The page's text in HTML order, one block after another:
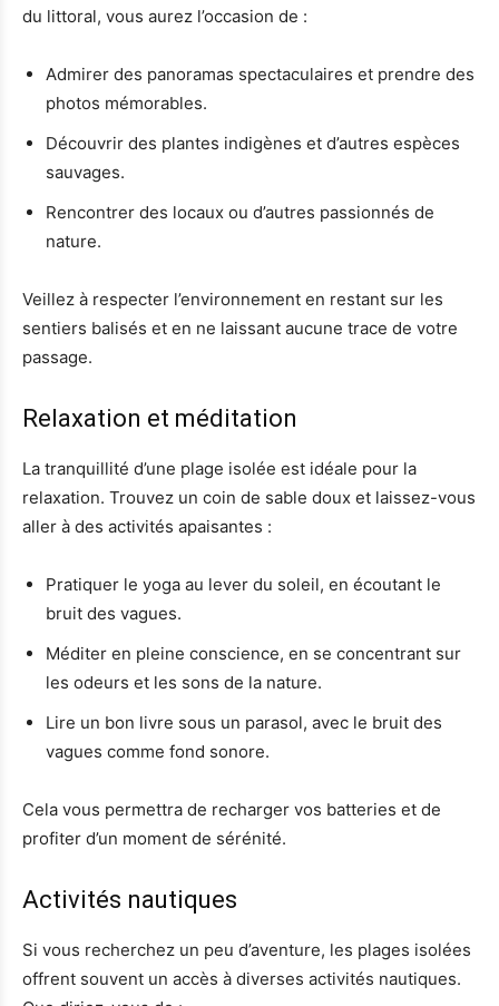
du littoral, vous aurez l’occasion de :
Admirer des panoramas spectaculaires et prendre des
photos mémorables.
Découvrir des plantes indigènes et d’autres espèces
sauvages.
Rencontrer des locaux ou d’autres passionnés de
nature.
Veillez à respecter l’environnement en restant sur les
sentiers balisés et en ne laissant aucune trace de votre
passage.
Relaxation et méditation
La tranquillité d’une plage isolée est idéale pour la
relaxation. Trouvez un coin de sable doux et laissez-vous
aller à des activités apaisantes :
Pratiquer le yoga au lever du soleil, en écoutant le
bruit des vagues.
Méditer en pleine conscience, en se concentrant sur
les odeurs et les sons de la nature.
Lire un bon livre sous un parasol, avec le bruit des
vagues comme fond sonore.
Cela vous permettra de recharger vos batteries et de
profiter d’un moment de sérénité.
Activités nautiques
Si vous recherchez un peu d’aventure, les plages isolées
offrent souvent un accès à diverses activités nautiques.